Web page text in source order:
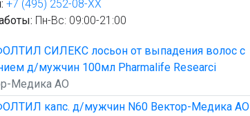
+7 (495) 252-08-XX
Пн-Вс: 09:00-21:00
СИЛЕКС лосьон от выпадения волос с
д/мужчин 100мл Pharmalife Researci
Медика АО
капс. д/мужчин N60 Вектор-Медика АО